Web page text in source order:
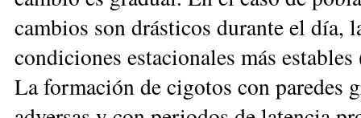
cambios son drásticos durante el día,
condiciones estacionales más
La formación de cigotos con paredes